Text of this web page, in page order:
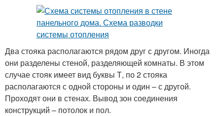
Два стояка располагаются рядом друг с другом. Иногда
они разделены стеной, разделяющей комнаты. В этом
случае стояк имеет вид буквы Т, по 2 стояка
располагаются с одной стороны и один – с другой.
Проходят они в стенах. Вывод зон соединения
конструкций – потолок и пол.